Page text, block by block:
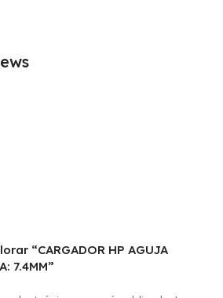
“CARGADOR HP AGUJA
7.4MM”